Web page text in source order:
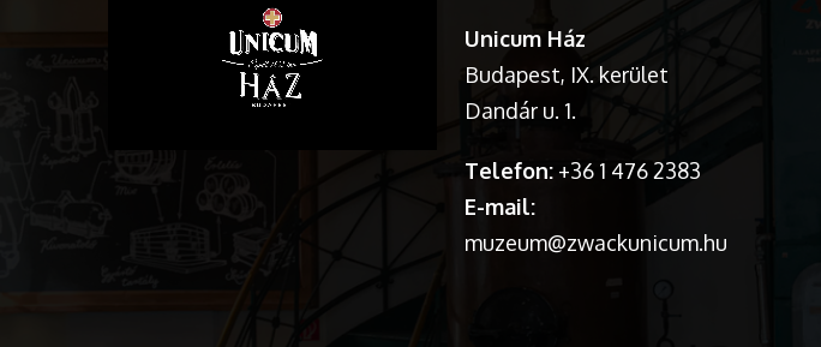
Unicum Ház
Budapest, IX. kerület
Dandár u. 1.
Telefon: +36 1 476 2383
E-mail:
muzeum@zwackunicum.hu